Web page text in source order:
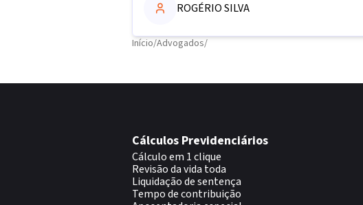
ROGÉRIO SILVA
Início/Advogados/
Cálculos Previdenciários
Cálculo em 1 clique
Revisão da vida toda
Liquidação de sentença
Tempo de contribuição